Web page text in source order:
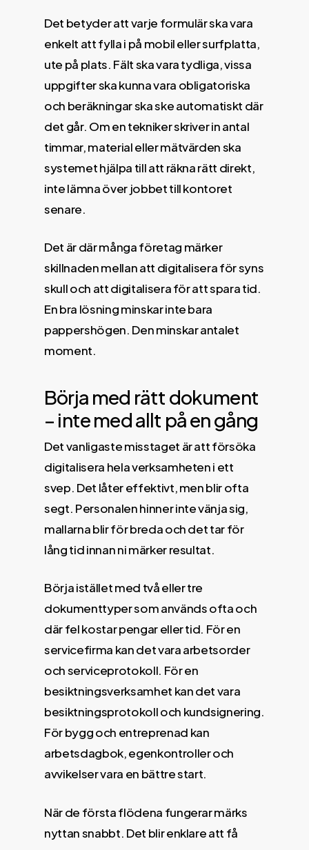
Det betyder att varje formulär ska vara
enkelt att fylla i på mobil eller surfplatta,
ute på plats. Fält ska vara tydliga, vissa
uppgifter ska kunna vara obligatoriska
och beräkningar ska ske automatiskt där
det går. Om en tekniker skriver in antal
timmar, material eller mätvärden ska
systemet hjälpa till att räkna rätt direkt,
inte lämna över jobbet till kontoret
senare.
Det är där många företag märker
skillnaden mellan att digitalisera för syns
skull och att digitalisera för att spara tid.
En bra lösning minskar inte bara
pappershögen. Den minskar antalet
moment.
Börja med rätt dokument
– inte med allt på en gång
Det vanligaste misstaget är att försöka
digitalisera hela verksamheten i ett
svep. Det låter effektivt, men blir ofta
segt. Personalen hinner inte vänja sig,
mallarna blir för breda och det tar för
lång tid innan ni märker resultat.
Börja istället med två eller tre
dokumenttyper som används ofta och
där fel kostar pengar eller tid. För en
servicefirma kan det vara arbetsorder
och serviceprotokoll. För en
besiktningsverksamhet kan det vara
besiktningsprotokoll och kundsignering.
För bygg och entreprenad kan
arbetsdagbok, egenkontroller och
avvikelser vara en bättre start.
När de första flödena fungerar märks
nyttan snabbt. Det blir enklare att få